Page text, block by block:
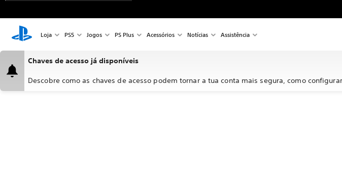
Loja PS5 Jogos PS Plus Acessórios Notícias Assistência
Chaves de acesso já disponíveis
Descobre como as chaves de acesso podem tornar a tua conta mais segura, como